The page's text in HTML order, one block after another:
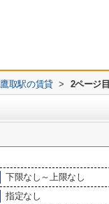
鷹取駅の賃貸 > 2ページ目
下限なし～上限なし
指定なし